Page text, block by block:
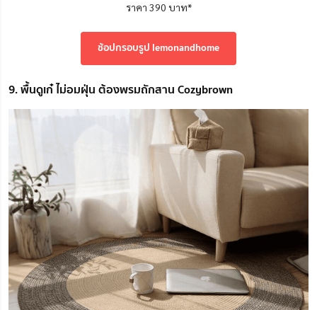
ราคา 390 บาท*
ช้อปกรอบรูป lemonandhome
9. พื้นดูเก๋ ไม่อมฝุ่น ต้องพรมถักสาน Cozybrown